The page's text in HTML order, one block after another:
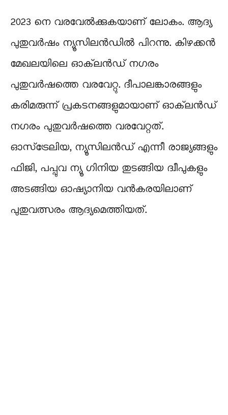
2023 നെ വരവേൽക്കുകയാണ് ലോകം. ആദ്യ
പുതുവർഷം ന്യൂസിലന്‍ഡില്‍ പിറന്നു. കിഴക്കന്‍
മേഖലയിലെ ഓക്‌ലന്‍ഡ് നഗരം
പുതുവര്‍ഷത്തെ വരവേറ്റു. ദീപാലങ്കാരങ്ങളും
കരിമരുന്ന് പ്രകടനങ്ങളുമായാണ് ഓക്‌ലന്‍ഡ്
നഗരം പുതുവര്‍ഷത്തെ വരവേറ്റത്.
ഓസ്‌ട്രേലിയ, ന്യൂസിലൻഡ് എന്നീ രാജ്യങ്ങളും
ഫിജി, പപ്പുവ ന്യൂ ഗിനിയ തുടങ്ങിയ ദ്വീപുകളും
അടങ്ങിയ ഓഷ്യാനിയ വൻകരയിലാണ്
പുതുവത്സരം ആദ്യമെത്തിയത്.